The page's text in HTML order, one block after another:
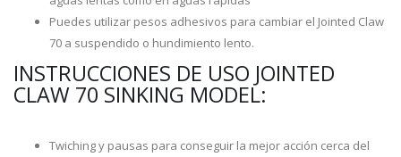
Puedes utilizar pesos adhesivos para cambiar el Jointed Claw
70 a suspendido o hundimiento lento.
INSTRUCCIONES DE USO JOINTED
CLAW 70 SINKING MODEL:
Twiching y pausas para conseguir la mejor acción cerca del